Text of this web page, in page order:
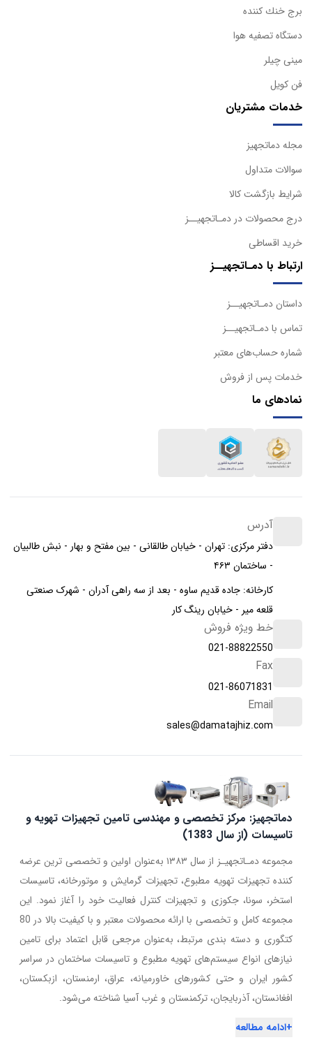
برج خنك كننده
دستگاه تصفيه هوا
مینی چیلر
فن کویل
خدمات مشتریان
مجله دماتجهیز
سوالات متداول
شرایط بازگشت کالا
درج محصولات در دمـاتجهیــز
خرید اقساطی
ارتباط با دمـاتجهیــز
داستان دمـاتجهیــز
تماس با دمـاتجهیــز
شماره حساب‌های معتبر
خدمات پس از فروش
نمادهای ما
آدرس
دفتر مرکزی: تهران - خیابان طالقانی - بین مفتح و بهار - نبش طالبیان
- ساختمان ۴۶۳
کارخانه: جاده قدیم ساوه - بعد از سه راهی آدران - شهرک صنعتی
قلعه میر - خیابان رینگ کار
خط ویژه فروش
021-88822550
Fax
021-86071831
Email
sales@damatajhiz.com
دماتجهیز: مرکز تخصصی و مهندسی تامین تجهیزات تهویه و
تاسیسات (از سال 1383)
مجموعه دمـاتجهیـز از سال ۱۳۸۳ به‌عنوان اولین و تخصصی ترین عرضه
کننده تجهیزات تهویه مطبوع، تجهیزات گرمایش و موتورخانه، تاسیسات
استخر، سونا، جکوزی و تجهیزات کنترل فعالیت خود را آغاز نمود. این
مجموعه کامل و تخصصی با ارائه محصولات معتبر و با کیفیت بالا در 80
کتگوری و دسته بندی مرتبط، به‌عنوان مرجعی قابل اعتماد برای تامین
نیازهای انواع سیستم‌های تهویه مطبوع و تاسیسات ساختمان در سراسر
کشور ایران و حتی کشورهای خاورمیانه، عراق، ارمنستان، ازبکستان،
افغانستان، آذربایجان، ترکمنستان و غرب آسیا شناخته می‌شود.
+ادامه مطالعه